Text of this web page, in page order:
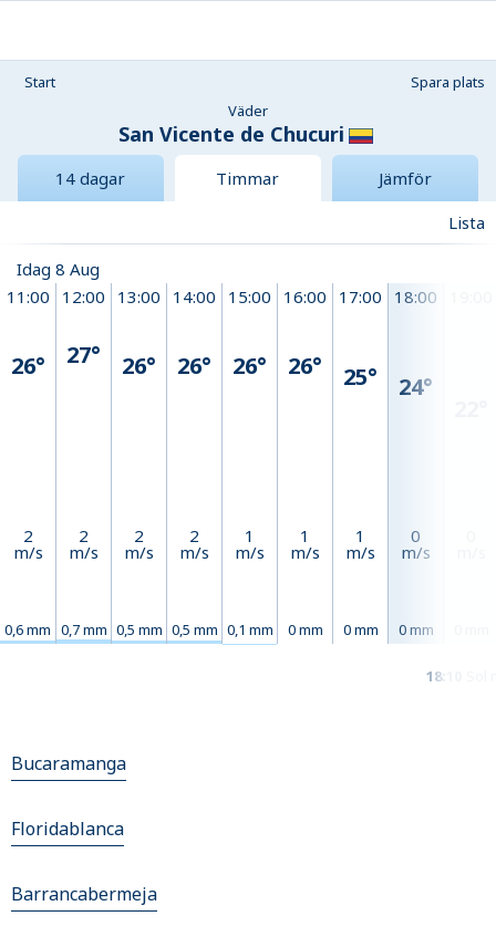
Start
Spara plats
Väder
San Vicente de Chucuri
14 dagar Timmar
Jämför
Lista
Idag 8 Aug
11:00
26°
2
m/s
0,6 mm
12:00
27°
2
m/s
0,7 mm
13:00
26°
2
m/s
0,5 mm
14:00
26°
2
m/s
0,5 mm
15:00
26°
1
m/s
0,1 mm
16:00
26°
1
m/s
0 mm
17:00
25°
1
m/s
0 mm
18:00
24°
0
m/s
0 mm
18:10
Bucaramanga
Floridablanca
Barrancabermeja